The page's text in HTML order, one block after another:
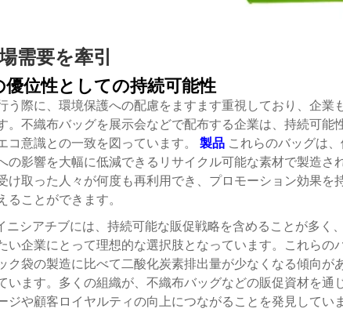
需要を牽引
位性としての持続可能性
う際に、環境保護への配慮をますます重視しており、企業
。不織布バッグを展示会などで配布する企業は、持続可能
コ意識との一致を図っています。 製品 これらのバッグは
の影響を大幅に低減できるリサイクル可能な素材で製造さ
け取った人々が何度も再利用でき、プロモーション効果を
ことができます。
ニシアチブには、持続可能な販促戦略を含めることが多く
い企業にとって理想的な選択肢となっています。これらの
ク袋の製造に比べて二酸化炭素排出量が少なくなる傾向が
います。多くの組織が、不織布バッグなどの販促資材を通
ジや顧客ロイヤルティの向上につながることを発見してい